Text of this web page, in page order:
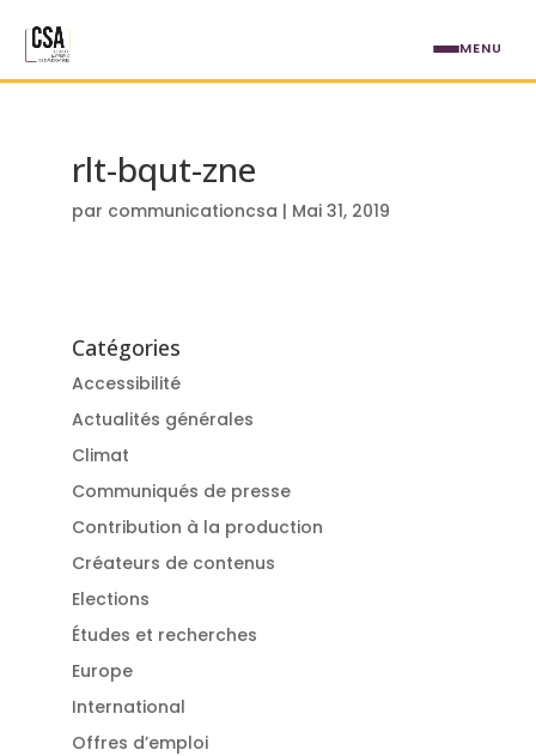
rlt-bqut-zne
par communicationcsa | Mai 31, 2019
Catégories
Accessibilité
Actualités générales
Climat
Communiqués de presse
Contribution à la production
Créateurs de contenus
Elections
Études et recherches
Europe
International
Offres d’emploi
MENU